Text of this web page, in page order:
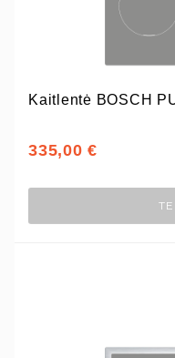
Kaitlentė BOSCH
335,00 €